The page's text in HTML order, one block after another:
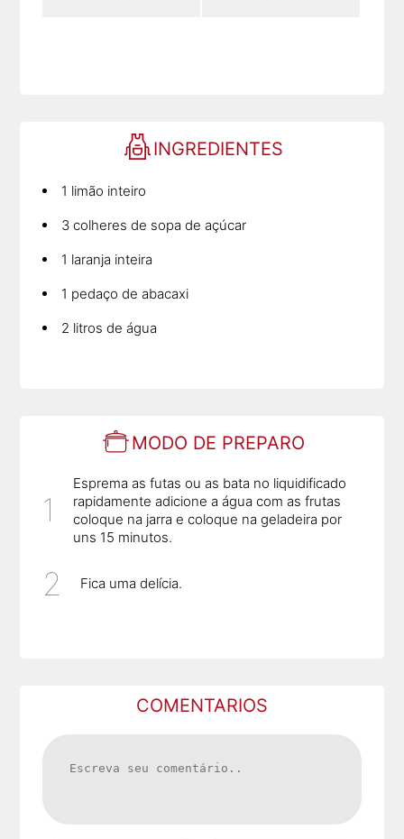
INGREDIENTES
1 limão inteiro
3 colheres de sopa de açúcar
1 laranja inteira
1 pedaço de abacaxi
2 litros de água
MODO DE PREPARO
Esprema as futas ou as bata no liquidificado
rapidamente adicione a água com as frutas
coloque na jarra e coloque na geladeira por
uns 15 minutos.
Fica uma delícia.
COMENTARIOS